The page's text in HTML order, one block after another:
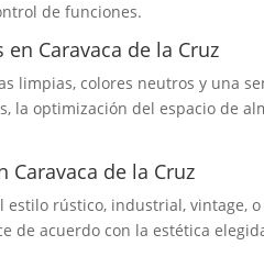
de funciones.
Caravaca de la Cruz
limpias, colores neutros y una
la optimización del espacio de
Caravaca de la Cruz
estilo rústico, industrial, vintage,
de acuerdo con la estética